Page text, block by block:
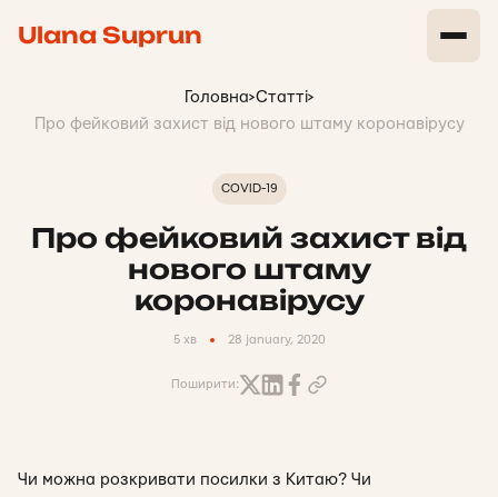
Ulana Suprun
Головна>Статті>
Про фейковий захист від нового штаму коронавірусу
COVID-19
Про фейковий захист від
нового штаму
коронавірусу
5 хв 28 january, 2020
Поширити:
Чи можна розкривати посилки з Китаю? Чи